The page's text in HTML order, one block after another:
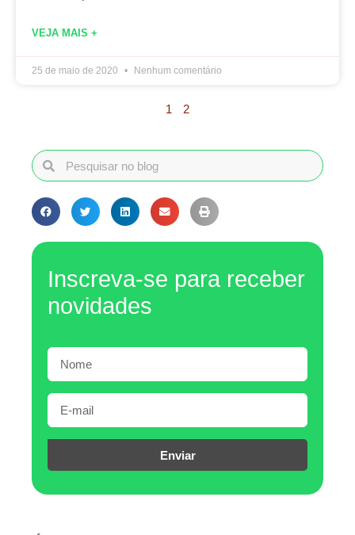
VEJA MAIS +
25 de maio de 2020 Nenhum comentário
1 2
Inscreva-se para receber
novidades
Enviar